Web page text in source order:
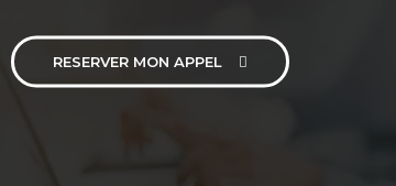
RESERVER MON APPEL